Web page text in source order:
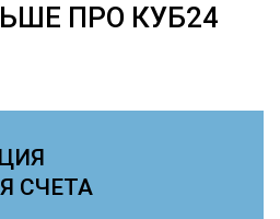
ПРО КУБ24
СЧЕТА